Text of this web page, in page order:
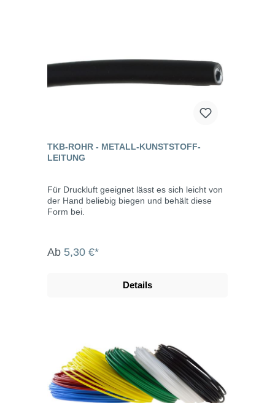
TKB-ROHR - METALL-KUNSTSTOFF-
LEITUNG
Für Druckluft geeignet lässt es sich leicht von
der Hand beliebig biegen und behält diese
Form bei.
Ab 5,30 €*
Details